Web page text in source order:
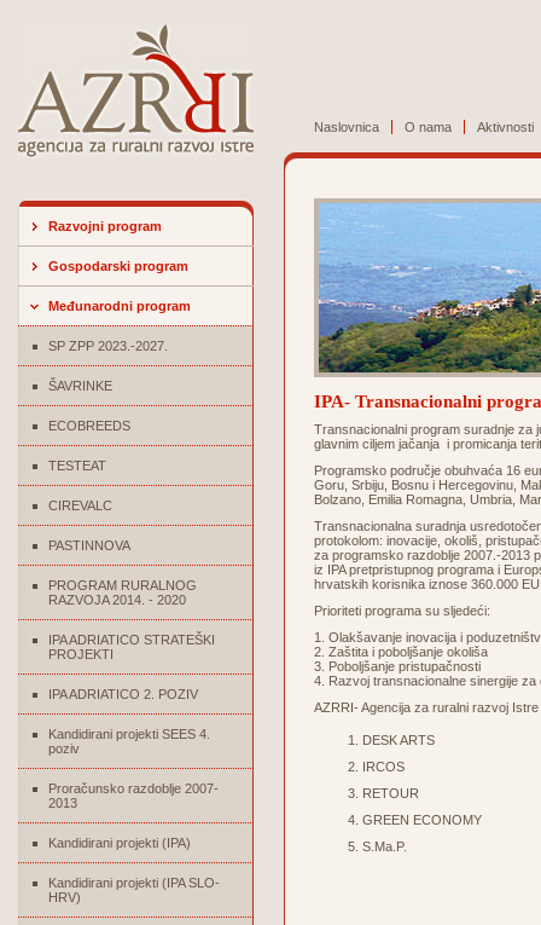
Naslovnica O nama Aktivnosti
Razvojni program
Gospodarski program
Međunarodni program
SP ZPP 2023.-2027.
ŠAVRINKE
ECOBREEDS
TESTEAT
CIREVALC
PASTINNOVA
PROGRAM RURALNOG
RAZVOJA 2014. - 2020
IPA ADRIATICO STRATEŠKI
PROJEKTI
IPA ADRIATICO 2. POZIV
Kandidirani projekti SEES 4.
poziv
Proračunsko razdoblje 2007-
2013
Kandidirani projekti (IPA)
Kandidirani projekti (IPA SLO-
HRV)
IPA- Transnacionalni
Transnacionalni program suradnje za
glavnim ciljem jačanja i promicanja
Programsko područje obuhvaća 16
Goru, Srbiju, Bosnu i Hercegovinu,
Bolzano, Emilia Romagna, Umbria,
Transnacionalna suradnja
protokolom: inovacije, okoliš,
za programsko razdoblje 2007.-2013
iz IPA pretpristupnog programa i
hrvatskih korisnika iznose 360.000
Prioriteti programa su sljedeći:
1. Olakšavanje inovacija i
2. Zaštita i poboljšanje okoliša
3. Poboljšanje pristupačnosti
4. Razvoj transnacionalne sinergije
AZRRI- Agencija za ruralni razvoj
DESK ARTS
IRCOS
RETOUR
GREEN ECONOMY
S.Ma.P.